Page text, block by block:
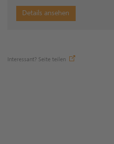
Details ansehen
Interessant? Seite teilen